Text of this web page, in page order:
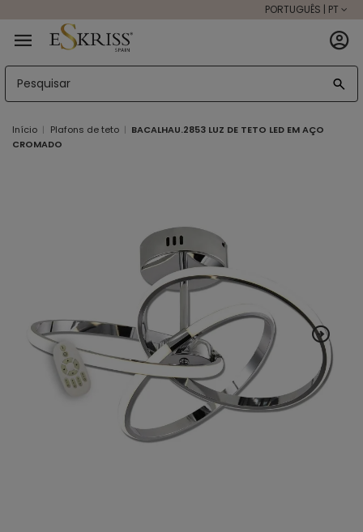
PORTUGUÊS | PT
Início Plafons de teto
BACALHAU.2853 LUZ DE TETO LED EM AÇO
CROMADO